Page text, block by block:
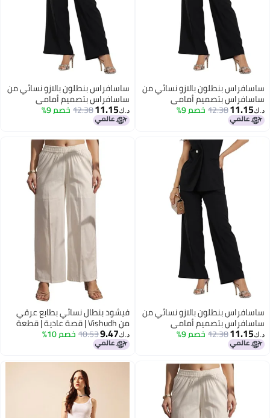
بنطلون بالازو نسائي من
بتصميم أمامي
12.38خصم 9%
ساسافراس بنطلون بالازو نسائي من
ساسافراس بتصميم أمامي
11.15
12.38خصم 9%
بنطلون بالازو نسائي من
بتصميم أمامي
12.38خصم 9%
فيشود بنطال نسائي بطابع عرقي
من Vishudh | قصة عادية | قطعة
سفلية تقليدية مريحة (مقاس L) -
أبيض مائل للصفرة
9.47
10.53خصم 10%